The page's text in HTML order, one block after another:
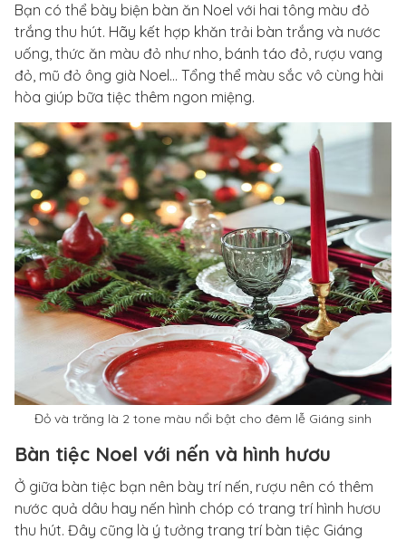
Bạn có thể bày biện bàn ăn Noel với hai tông màu đỏ
trắng thu hút. Hãy kết hợp khăn trải bàn trắng và nước
uống, thức ăn màu đỏ như nho, bánh táo đỏ, rượu vang
đỏ, mũ đỏ ông già Noel… Tổng thể màu sắc vô cùng hài
hòa giúp bữa tiệc thêm ngon miệng.
Đỏ và trăng là 2 tone màu nổi bật cho đêm lễ Giáng sinh
Bàn tiệc Noel với nến và hình hươu
Ở giữa bàn tiệc bạn nên bày trí nến, rượu nên có thêm
nước quả dâu hay nến hình chóp có trang trí hình hươu
thu hút. Đây cũng là ý tưởng trang trí bàn tiệc Giáng